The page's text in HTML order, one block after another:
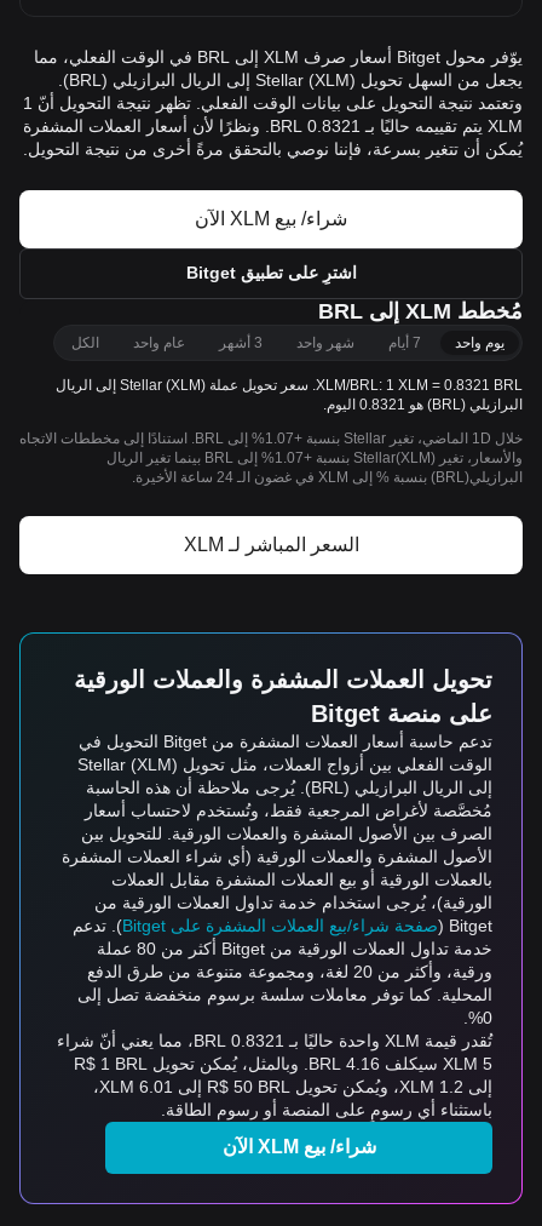
يوّفر محول Bitget أسعار صرف XLM إلى BRL في الوقت الفعلي، مما
يجعل من السهل تحويل Stellar (XLM) إلى الريال البرازيلي (BRL).
وتعتمد نتيجة التحويل على بيانات الوقت الفعلي. تظهر نتيجة التحويل أنّ 1
XLM يتم تقييمه حاليًا بـ 0.8321 BRL. ونظرًا لأن أسعار العملات المشفرة
يُمكن أن تتغير بسرعة، فإننا نوصي بالتحقق مرةً أخرى من نتيجة التحويل.
شراء/ بيع XLM الآن
اشترِ على تطبيق Bitget
مُخطط XLM إلى BRL
يوم واحد 7 أيام شهر واحد 3 أشهر عام واحد الكل
XLM/BRL: 1 XLM = 0.8321 BRL. سعر تحويل عملة Stellar (XLM) إلى الريال
البرازيلي (BRL) هو 0.8321 اليوم.
خلال 1D الماضي، تغير Stellar بنسبة +1.07% إلى BRL. استنادًا إلى مخططات الاتجاه
والأسعار، تغير Stellar(XLM) بنسبة +1.07% إلى BRL بينما تغير الريال
البرازيلي(BRL) بنسبة % إلى XLM في غضون الـ 24 ساعة الأخيرة.
السعر المباشر لـ XLM
تحويل العملات المشفرة والعملات الورقية
على منصة Bitget
تدعم حاسبة أسعار العملات المشفرة من Bitget التحويل في
الوقت الفعلي بين أزواج العملات، مثل تحويل Stellar (XLM)
إلى الريال البرازيلي (BRL). يُرجى ملاحظة أن هذه الحاسبة
مُخصَّصة لأغراض المرجعية فقط، وتُستخدم لاحتساب أسعار
الصرف بين الأصول المشفرة والعملات الورقية. للتحويل بين
الأصول المشفرة والعملات الورقية (أي شراء العملات المشفرة
بالعملات الورقية أو بيع العملات المشفرة مقابل العملات
الورقية)، يُرجى استخدام خدمة تداول العملات الورقية من
Bitget (
صفحة شراء/بيع العملات المشفرة على Bitget
). تدعم
خدمة تداول العملات الورقية من Bitget أكثر من 80 عملة
ورقية، وأكثر من 20 لغة، ومجموعة متنوعة من طرق الدفع
المحلية. كما توفر معاملات سلسة برسوم منخفضة تصل إلى
0%.
تُقدر قيمة XLM واحدة حاليًا بـ 0.8321 BRL، مما يعني أنّ شراء
5 XLM سيكلف 4.16 BRL. وبالمثل، يُمكن تحويل R$ 1 BRL
إلى 1.2 XLM، ويُمكن تحويل R$ 50 BRL إلى 6.01 XLM،
باستثناء أي رسومٍ على المنصة أو رسوم الطاقة.
شراء/ بيع XLM الآن